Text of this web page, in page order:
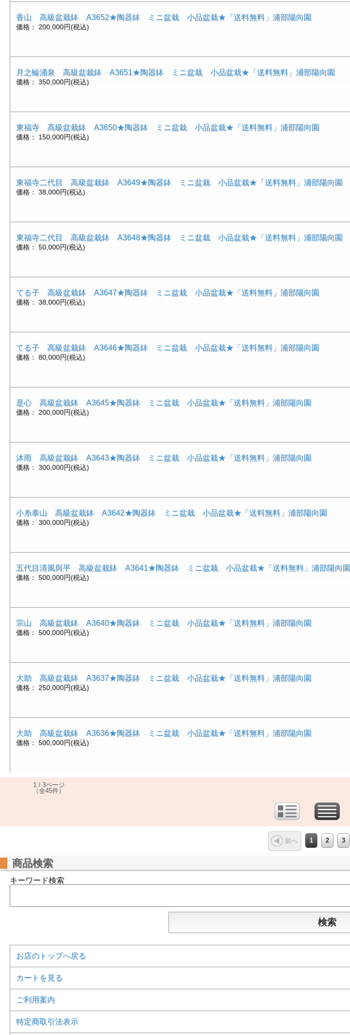
香山 高級盆栽鉢 A3652★陶器鉢 ミニ盆栽 小品盆栽★「送料無料」浦部陽向園
価格： 200,000円(税込)
月之輪涌泉 高級盆栽鉢 A3651★陶器鉢 ミニ盆栽 小品盆栽★「送料無料」浦部陽向園
価格： 350,000円(税込)
東福寺 高級盆栽鉢 A3650★陶器鉢 ミニ盆栽 小品盆栽★「送料無料」浦部陽向園
価格： 150,000円(税込)
東福寺二代目 高級盆栽鉢 A3649★陶器鉢 ミニ盆栽 小品盆栽★「送料無料」浦部陽向園
価格： 38,000円(税込)
東福寺二代目 高級盆栽鉢 A3648★陶器鉢 ミニ盆栽 小品盆栽★「送料無料」浦部陽向園
価格： 50,000円(税込)
てる子 高級盆栽鉢 A3647★陶器鉢 ミニ盆栽 小品盆栽★「送料無料」浦部陽向園
価格： 38,000円(税込)
てる子 高級盆栽鉢 A3646★陶器鉢 ミニ盆栽 小品盆栽★「送料無料」浦部陽向園
価格： 80,000円(税込)
是心 高級盆栽鉢 A3645★陶器鉢 ミニ盆栽 小品盆栽★「送料無料」浦部陽向園
価格： 200,000円(税込)
沐雨 高級盆栽鉢 A3643★陶器鉢 ミニ盆栽 小品盆栽★「送料無料」浦部陽向園
価格： 300,000円(税込)
小糸泰山 高級盆栽鉢 A3642★陶器鉢 ミニ盆栽 小品盆栽★「送料無料」浦部陽向園
価格： 300,000円(税込)
五代目清風與平 高級盆栽鉢 A3641★陶器鉢 ミニ盆栽 小品盆栽★「送料無料」浦部陽向園
価格： 500,000円(税込)
宗山 高級盆栽鉢 A3640★陶器鉢 ミニ盆栽 小品盆栽★「送料無料」浦部陽向園
価格： 500,000円(税込)
大助 高級盆栽鉢 A3637★陶器鉢 ミニ盆栽 小品盆栽★「送料無料」浦部陽向園
価格： 250,000円(税込)
大助 高級盆栽鉢 A3636★陶器鉢 ミニ盆栽 小品盆栽★「送料無料」浦部陽向園
価格： 500,000円(税込)
1 / 3ページ
（全45件）
前へ 1 2 3
商品検索
キーワード検索
お店のトップへ戻る
カートを見る
ご利用案内
特定商取引法表示